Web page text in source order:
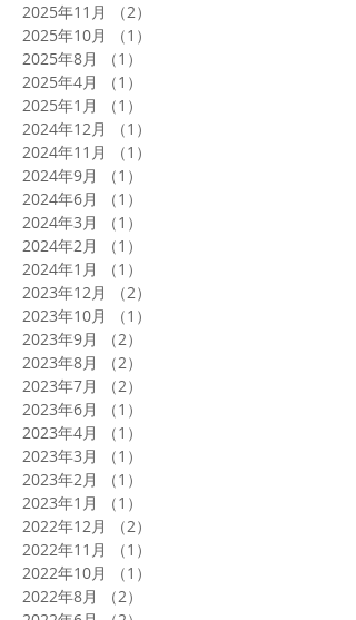
2025年11月
（2）
2025年10月
（1）
2025年8月
（1）
2025年4月
（1）
2025年1月
（1）
2024年12月
（1）
2024年11月
（1）
2024年9月
（1）
2024年6月
（1）
2024年3月
（1）
2024年2月
（1）
2024年1月
（1）
2023年12月
（2）
2023年10月
（1）
2023年9月
（2）
2023年8月
（2）
2023年7月
（2）
2023年6月
（1）
2023年4月
（1）
2023年3月
（1）
2023年2月
（1）
2023年1月
（1）
2022年12月
（2）
2022年11月
（1）
2022年10月
（1）
2022年8月
（2）